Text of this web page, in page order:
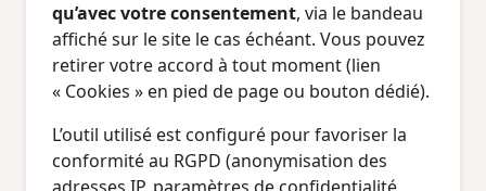
qu’avec votre consentement, via le bandeau
affiché sur le site le cas échéant. Vous pouvez
retirer votre accord à tout moment (lien
« Cookies » en pied de page ou bouton dédié).
L’outil utilisé est configuré pour favoriser la
conformité au RGPD (anonymisation des